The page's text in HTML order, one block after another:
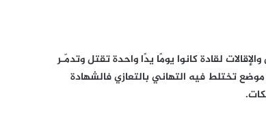
لقادة كانوا يومًا يدًا واحدة تقتل وتدمّـر
تختلط فيه التهاني بالتعازي فالشهادة